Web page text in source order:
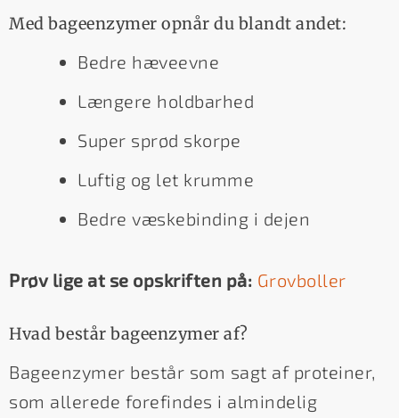
Med bageenzymer opnår du blandt andet:
Bedre hæveevne
Længere holdbarhed
Super sprød skorpe
Luftig og let krumme
Bedre væskebinding i dejen
Prøv lige at se opskriften på: Grovboller
Hvad består bageenzymer af?
Bageenzymer består som sagt af proteiner,
som allerede forefindes i almindelig